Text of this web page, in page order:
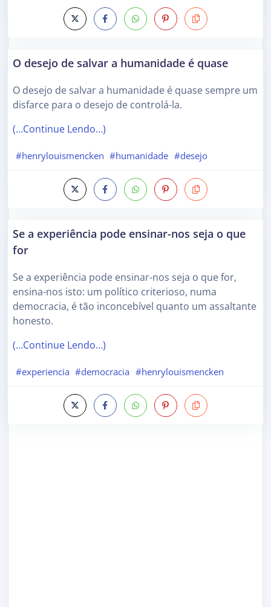
O desejo de salvar a humanidade é quase
O desejo de salvar a humanidade é quase sempre um
disfarce para o desejo de controlá-la.
(…Continue Lendo…)
#henrylouismencken #humanidade #desejo
Se a experiência pode ensinar-nos seja o que
for
Se a experiência pode ensinar-nos seja o que for,
ensina-nos isto: um político criterioso, numa
democracia, é tão inconcebível quanto um assaltante
honesto.
(…Continue Lendo…)
#experiencia #democracia #henrylouismencken